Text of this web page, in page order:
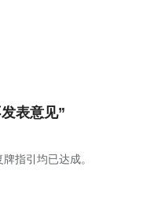
表意见”
指引均已达成。